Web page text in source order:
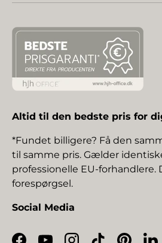
Altid til den bedste pris for
*Fundet billigere? Få den
til samme pris. Gælder
professionelle EU-forhandlere.
forespørgsel.
Social Media